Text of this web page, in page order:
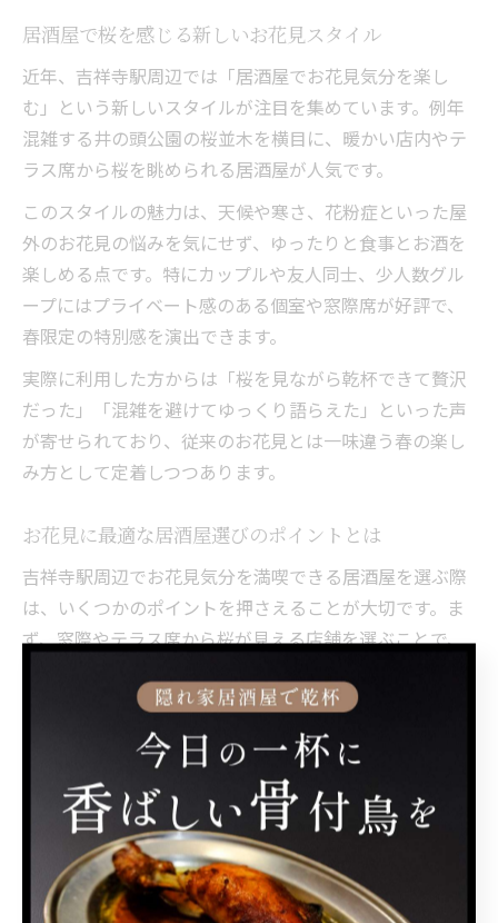
居酒屋で桜を感じる新しいお花見スタイル
近年、吉祥寺駅周辺では「居酒屋でお花見気分を楽し
む」という新しいスタイルが注目を集めています。例年
混雑する井の頭公園の桜並木を横目に、暖かい店内やテ
ラス席から桜を眺められる居酒屋が人気です。
このスタイルの魅力は、天候や寒さ、花粉症といった屋
外のお花見の悩みを気にせず、ゆったりと食事とお酒を
楽しめる点です。特にカップルや友人同士、少人数グル
ープにはプライベート感のある個室や窓際席が好評で、
春限定の特別感を演出できます。
実際に利用した方からは「桜を見ながら乾杯できて贅沢
だった」「混雑を避けてゆっくり語らえた」といった声
が寄せられており、従来のお花見とは一味違う春の楽し
み方として定着しつつあります。
お花見に最適な居酒屋選びのポイントとは
吉祥寺駅周辺でお花見気分を満喫できる居酒屋を選ぶ際
は、いくつかのポイントを押さえることが大切です。ま
ず、窓際やテラス席から桜が見える店舗を選ぶことで、
また、個室や半個室がある居酒屋を選ぶと、混雑や周囲
の目を気にせずにゆっくりと過ごせます。さらに、春限
定のメニューやお花見コースを提供している店舗も多い
ため、事前にメニュー内容や予約状況を確認しておくの
が失敗しないコツです。
駅近でアクセスしやすい居酒屋なら、移動の負担も少な
く、集まりやすい点も魅力です。特に女子会や会社の飲